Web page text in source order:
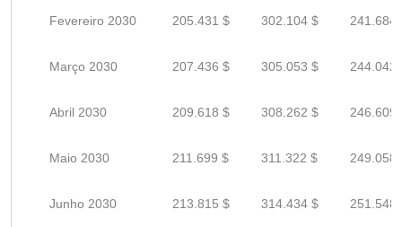
Fevereiro 2030 205.431 $ 302.104 $ 241.684
Março 2030 207.436 $ 305.053 $ 244.042
Abril 2030 209.618 $ 308.262 $ 246.609
Maio 2030 211.699 $ 311.322 $ 249.058
Junho 2030 213.815 $ 314.434 $ 251.548